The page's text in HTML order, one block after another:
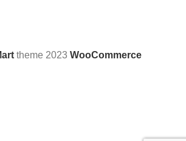
theme 2023 WooCommerce